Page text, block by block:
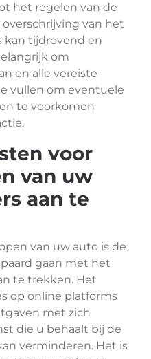
het regelen van de
van het
kan tijdrovend en
om
en alle vereiste
vullen om eventuele
te voorkomen
voor
van uw
aan te
van uw auto is de
gaan met het
te trekken. Het
op online platforms
met zich
die u behaalt bij de
verminderen. Het is